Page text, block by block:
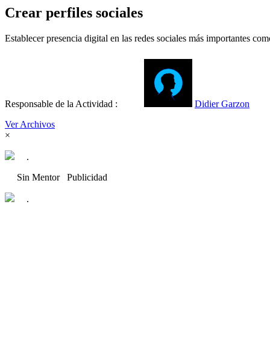
Crear perfiles sociales
Establecer presencia digital en las redes sociales más importantes
Responsable de la Actividad :
Didier Garzon
Ver Archivos
×
.
Sin Mentor Publicidad
.